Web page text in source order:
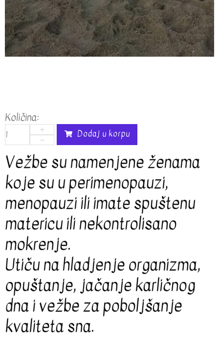
Količina:
Dodaj u korpu
Vežbe su namenjene ženama
koje su u perimenopauzi,
menopauzi ili imate spuštenu
matericu ili nekontrolisano
mokrenje.
Utiču na hladjenje organizma,
opuštanje, jačanje karličnog
dna i vežbe za poboljšanje
kvaliteta sna.